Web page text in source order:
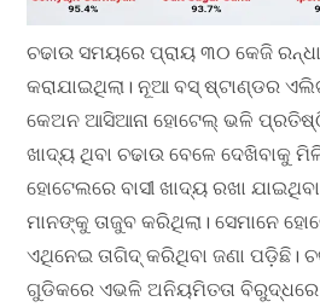
ଚଢାଉ ସମୟରେ ପ୍ରାୟ ୩୦ କେଜି
କରାଯାଇଥିଲା। ନୂଆ ବସ୍ ଷ୍ଟାଣ୍ଡର
କେଅନ ଆସିଆନା ହୋଟେଲ୍ ଭଳି
ଖାଦ୍ୟ ଥିବା ଚଢାଉ ବେଳେ ଦେଖିବାକୁ
ହୋଟେଲରେ ବାସୀ ଖାଦ୍ୟ ରଖା
ମାନଙ୍କୁ ତାଜୁବ କରିଥିଲା। ସେମାନେ
ଏଥିନେଇ ତାଗିଦ୍ କରିଥିବା ଜଣା ପଡ଼ିଛି।
ଗୁଡିକରେ ଏଭଳି ଅନିୟମିତତା ବିରୁଦ୍ଧରେ